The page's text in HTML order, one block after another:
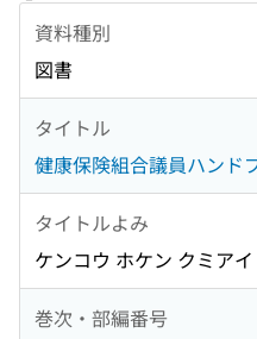
資料種別
図書
タイトル
健康保険組合議員ハンド
タイトルよみ
ケンコウ ホケン クミア
巻次・部編番号